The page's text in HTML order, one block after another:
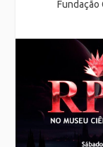
Fundação